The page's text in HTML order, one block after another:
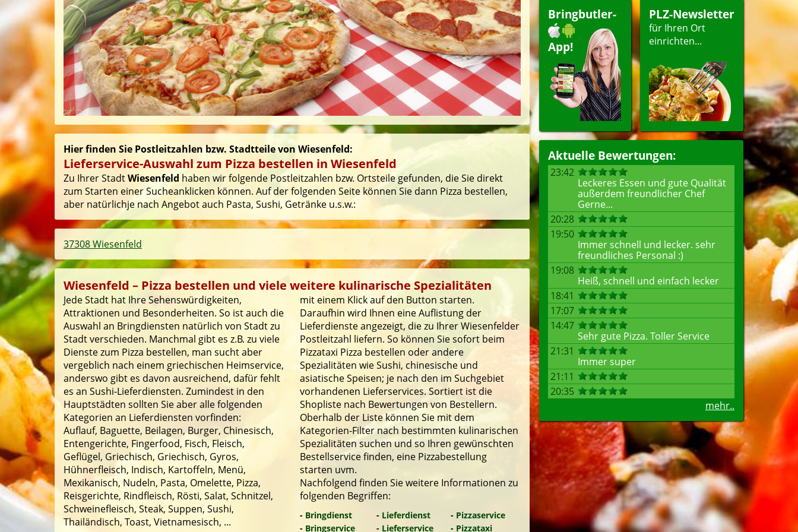
Bringbutler-
App!
PLZ-Newsletter
für Ihren Ort
einrichten...
Aktuelle Bewertungen:
23:42
Leckeres Essen und gute Qualität
außerdem freundlicher Chef
Gerne...
20:28
19:50
Immer schnell und lecker. sehr
freundliches Personal :)
19:08
Heiß, schnell und einfach lecker
18:41
17:07
14:47
Sehr gute Pizza. Toller Service
21:31
Immer super
21:11
20:35
mehr..
Hier finden Sie Postleitzahlen bzw. Stadtteile von Wiesenfeld:
Lieferservice-Auswahl zum Pizza bestellen in Wiesenfeld
Zu Ihrer StadtWiesenfeld haben wir folgende Postleitzahlen bzw. Ortsteile gefunden, die Sie direkt
zum Starten einer Sucheanklicken können. Auf der folgenden Seite können Sie dann Pizza bestellen,
aber natürlichje nach Angebot auch Pasta, Sushi, Getränke u.s.w.:
37308 Wiesenfeld
Wiesenfeld – Pizza bestellen und viele weitere kulinarische Spezialitäten
Jede Stadt hat Ihre Sehenswürdigkeiten,
Attraktionen und Besonderheiten. So ist auch die
Auswahl an Bringdiensten natürlich von Stadt zu
Stadt verschieden. Manchmal gibt es z.B. zu viele
Dienste zum Pizza bestellen, man sucht aber
vergeblich nach einem griechischen Heimservice,
anderswo gibt es davon ausreichend, dafür fehlt
es an Sushi-Lieferdiensten. Zumindest in den
Hauptstädten sollten Sie aber alle folgenden
Kategorien an Lieferdiensten vorfinden:
Auflauf, Baguette, Beilagen, Burger, Chinesisch,
Entengerichte, Fingerfood, Fisch, Fleisch,
Geflügel, Griechisch, Griechisch, Gyros,
Hühnerfleisch, Indisch, Kartoffeln, Menü,
Mexikanisch, Nudeln, Pasta, Omelette, Pizza,
Reisgerichte, Rindfleisch, Rösti, Salat, Schnitzel,
Schweinefleisch, Steak, Suppen, Sushi,
Thailändisch, Toast, Vietnamesisch, ...
mit einem Klick auf den Button starten.
Daraufhin wird Ihnen eine Auflistung der
Lieferdienste angezeigt, die zu Ihrer Wiesenfelder
Postleitzahl liefern. So können Sie sofort beim
Pizzataxi Pizza bestellen oder andere
Spezialitäten wie Sushi, chinesische und
asiatische Speisen; je nach den im Suchgebiet
vorhandenen Lieferservices. Sortiert ist die
Shopliste nach Bewertungen von Bestellern.
Oberhalb der Liste können Sie mit dem
Kategorien-Filter nach bestimmten kulinarischen
Spezialitäten suchen und so Ihren gewünschten
Bestellservice finden, eine Pizzabestellung
starten uvm.
Nachfolgend finden Sie weitere Informationen zu
folgenden Begriffen:
- Bringdienst
- Bringservice
- Lieferdienst
- Lieferservice
- Pizzaservice
- Pizzataxi